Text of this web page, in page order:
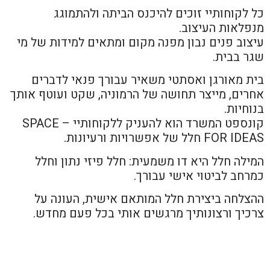
כל לקוחותיי זוכים להיכנס הביתה ולהתמוגג
מנפלאות העיצוב.
עיצוב פנים נבון מפנה מקום ומתאים למידות של מי
שגר בבית.
בית מאורגן ואסתטי משאיר עבורך פנאי לדברים
אחרים, מייצר תחושה של הרמוניה, שקט ועוטף אותך
בנוחיות.
קונספט המשרד הוא להעניק ללקוחותיי – SPACE
FOR IDEAS חלל של אפשרויות ורעיונות.
המילה חלל היא דו משמעית: חלל פיזי נתון וחלל
כמרחב לביטוי אישי עבורך.
ההצלחה ביצירת חלל המותאם אישית, העונה על
צרכיך ורצונותיך מרגשים אותי בכל פעם מחדש.